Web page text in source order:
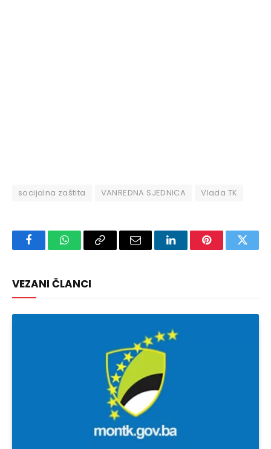
socijalna zaštita VANREDNA SJEDNICA Vlada TK
FacebookWhatsAppCopy
Email LinkedInPinterest
VEZANI ČLANCI